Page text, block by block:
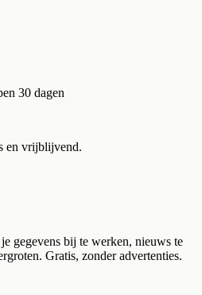
30 dagen
en vrijblijvend.
gegevens bij te werken, nieuws te
Gratis, zonder advertenties.